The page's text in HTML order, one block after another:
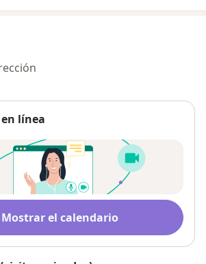
línea
Mostrar el calendario